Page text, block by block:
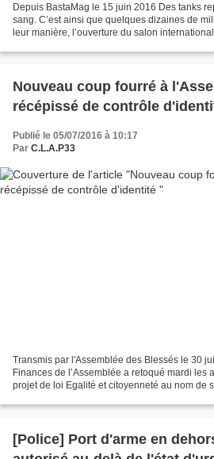
Depuis BastaMag le 15 juin 2016 Des tanks
sang. C’est ainsi que quelques dizaines de
leur manière, l’ouverture du salon
Nouveau coup fourré à
récépissé de contrôle
Publié le 05/07/2016 à 10:17
Par C.L.A.P33
Transmis par l'Assemblée des Blessés le 30
Finances de l’Assemblée a retoqué mardi les
projet de loi Egalité et citoyenneté au nom de
[Police] Port d'arme en